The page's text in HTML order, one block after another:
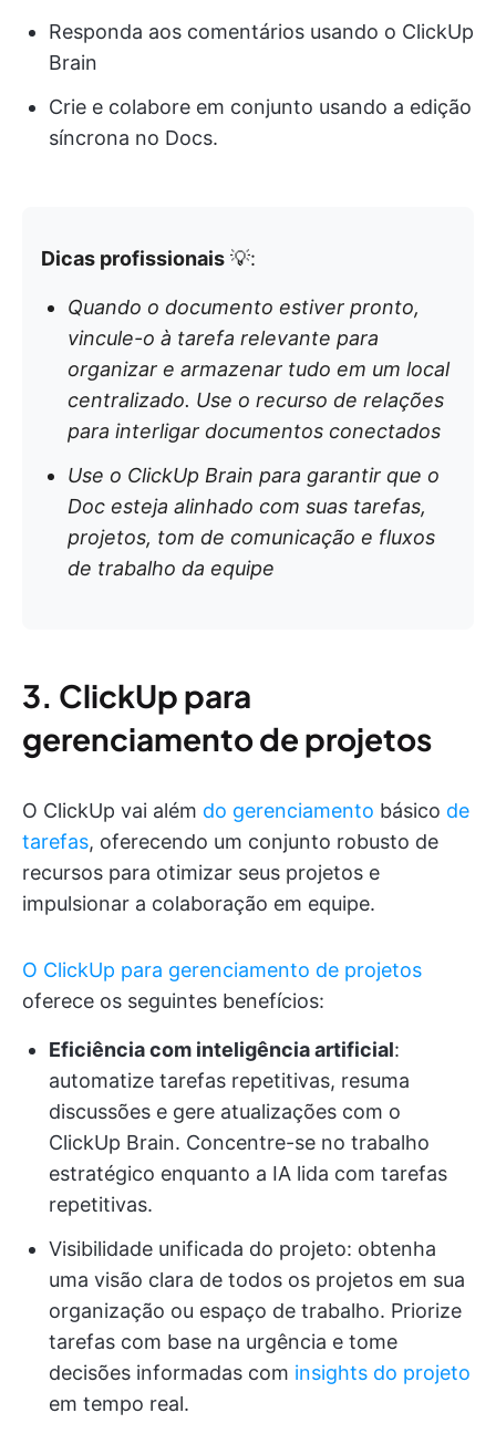
Responda aos comentários usando o ClickUp
Brain
Crie e colabore em conjunto usando a edição
síncrona no Docs.
Dicas profissionais 💡:
Quando o documento estiver pronto,
vincule-o à tarefa relevante para
organizar e armazenar tudo em um local
centralizado. Use o recurso de relações
para interligar documentos conectados
Use o ClickUp Brain para garantir que o
Doc esteja alinhado com suas tarefas,
projetos, tom de comunicação e fluxos
de trabalho da equipe
3. ClickUp para
gerenciamento de projetos
O ClickUp vai além do gerenciamento básico de
tarefas, oferecendo um conjunto robusto de
recursos para otimizar seus projetos e
impulsionar a colaboração em equipe.
O ClickUp para gerenciamento de projetos
oferece os seguintes benefícios:
Eficiência com inteligência artificial:
automatize tarefas repetitivas, resuma
discussões e gere atualizações com o
ClickUp Brain. Concentre-se no trabalho
estratégico enquanto a IA lida com tarefas
repetitivas.
Visibilidade unificada do projeto: obtenha
uma visão clara de todos os projetos em sua
organização ou espaço de trabalho. Priorize
tarefas com base na urgência e tome
decisões informadas com insights do projeto
em tempo real.